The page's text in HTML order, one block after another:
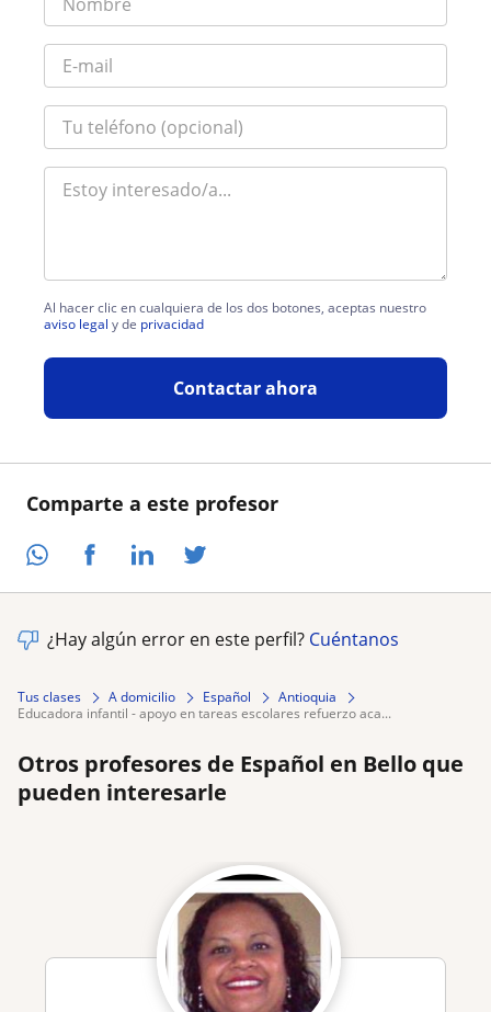
Comparte a este profesor
Al hacer clic en cualquiera de los dos botones, aceptas nuestro
aviso legal y de privacidad
Contactar ahora
¿Hay algún error en este perfil? Cuéntanos
Tus clases A domicilio Español
Antioquia
educadora infantil - apoyo en tareas escolares refuerzo aca...
Otros profesores de Español en Bello que
pueden interesarle